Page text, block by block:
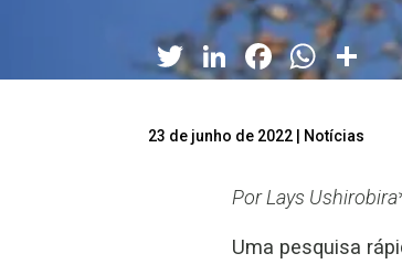
Twitter
LinkedIn
23 de junho de 2022 Notícias
Por Lays
Uma pesquisa